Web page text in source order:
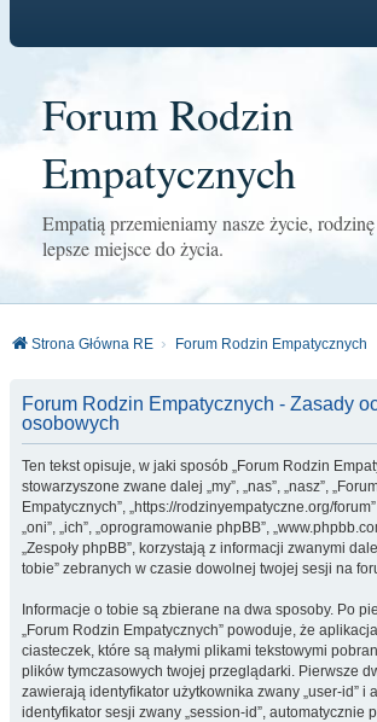
Forum Rodzin
Empatycznych
Empatią przemieniamy nasze życie,
lepsze miejsce do życia.
Strona Główna RE Forum Rodzin Empatycznych
Forum Rodzin Empatycznych - Zasady
osobowych
Ten tekst opisuje, w jaki sposób „Forum Rodzin
stowarzyszone zwane dalej „my”, „nas”, „nasz”,
Empatycznych”, „https://rodzinyempatyczne.org/
„oni”, „ich”, „oprogramowanie phpBB”,
„Zespoły phpBB”, korzystają z informacji zwanymi
tobie” zebranych w czasie dowolnej twojej sesji na
Informacje o tobie są zbierane na dwa sposoby. Po
„Forum Rodzin Empatycznych” powoduje, że
ciasteczek, które są małymi plikami tekstowymi
plików tymczasowych twojej przeglądarki. Pierwsze
zawierają identyfikator użytkownika zwany „user-id” i
identyfikator sesji zwany „session-id”, automatycznie